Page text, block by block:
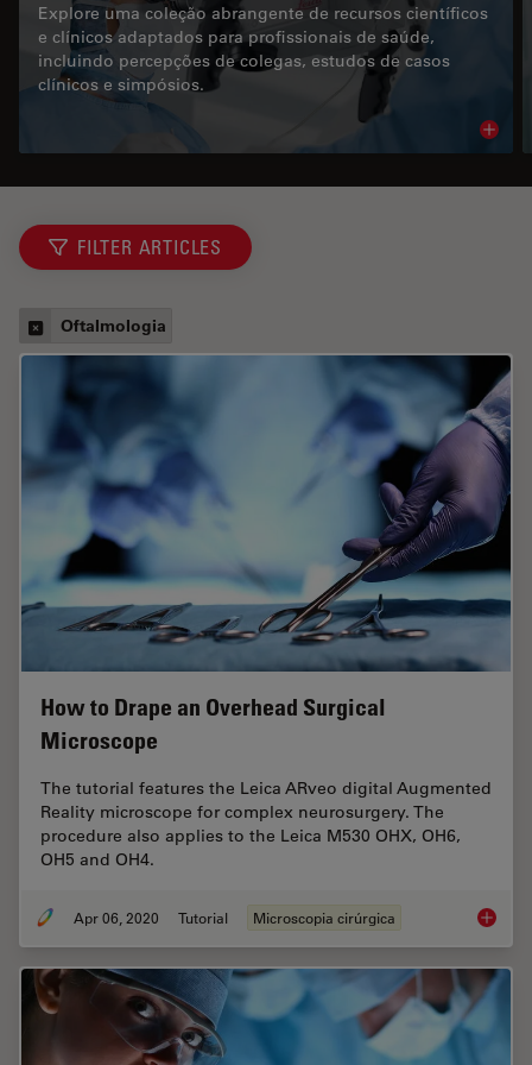
Explore uma coleção abrangente de recursos científicos
e clínicos adaptados para profissionais de saúde,
incluindo percepções de colegas, estudos de casos
clínicos e simpósios.
FILTER ARTICLES
Oftalmologia
How to Drape an Overhead Surgical
Microscope
The tutorial features the Leica ARveo digital Augmented
Reality microscope for complex neurosurgery. The
procedure also applies to the Leica M530 OHX, OH6,
OH5 and OH4.
Apr 06, 2020 Tutorial Microscopia cirúrgica How to